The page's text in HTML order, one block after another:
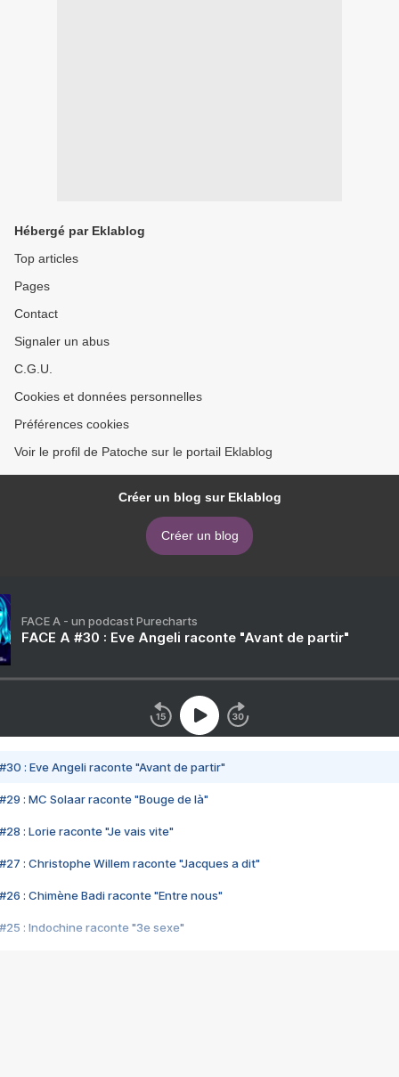
Hébergé par Eklablog
Top articles
Pages
Contact
Signaler un abus
C.G.U.
Cookies et données personnelles
Préférences cookies
Voir le profil de Patoche sur le portail Eklablog
Créer un blog sur Eklablog
Créer un blog
FACE A - un podcast Purecharts
FACE A #30 : Eve Angeli raconte "Avant de partir"
#30 : Eve Angeli raconte "Avant de partir"
#29 : MC Solaar raconte "Bouge de là"
#28 : Lorie raconte "Je vais vite"
#27 : Christophe Willem raconte "Jacques a dit"
#26 : Chimène Badi raconte "Entre nous"
#25 : Indochine raconte "3e sexe"